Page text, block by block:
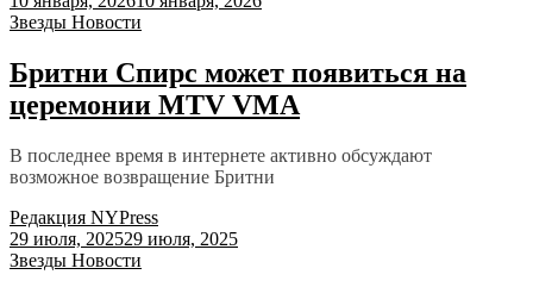
Звезды Новости
Бритни Спирс может появиться на
церемонии MTV VMA
В последнее время в интернете активно обсуждают
возможное возвращение Бритни
Редакция NYPress
29 июля, 202529 июля, 2025
Звезды Новости